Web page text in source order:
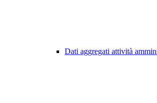
Dati aggregati attività